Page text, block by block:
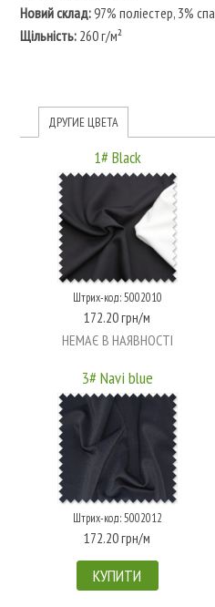
Новий склад:97% поліестер, 3%
Щільність:260 г/м²
ДРУГИЕ ЦВЕТА
1# Black
Штрих-код: 5002010
172.20 грн/м
НЕМАЄ В НАЯВНОСТІ
3# Navi blue
Штрих-код: 5002012
172.20 грн/м
КУПИТИ